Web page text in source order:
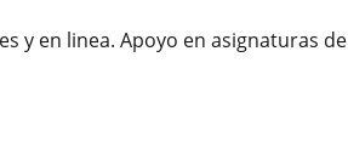
y en linea. Apoyo en asignaturas